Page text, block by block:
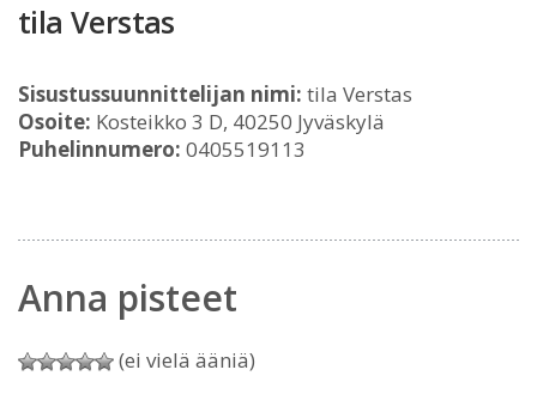
tila Verstas
Sisustussuunnittelijan nimi: tila Verstas
Osoite: Kosteikko 3 D, 40250 Jyväskylä
Puhelinnumero: 0405519113
Anna pisteet
(ei vielä ääniä)